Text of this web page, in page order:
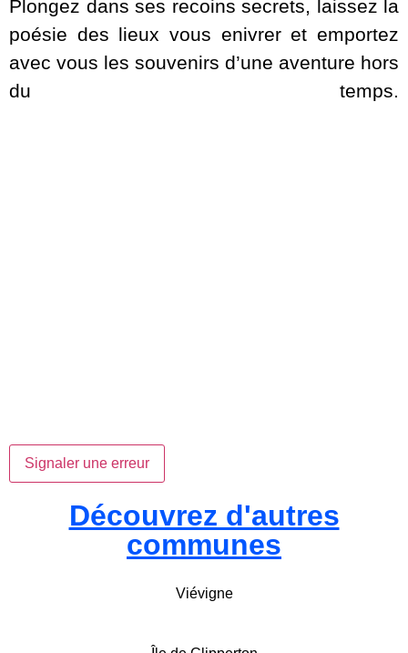
Plongez dans ses recoins secrets, laissez la
poésie des lieux vous enivrer et emportez
avec vous les souvenirs d’une aventure hors
du temps.
Signaler une erreur
Découvrez d'autres
communes
Viévigne